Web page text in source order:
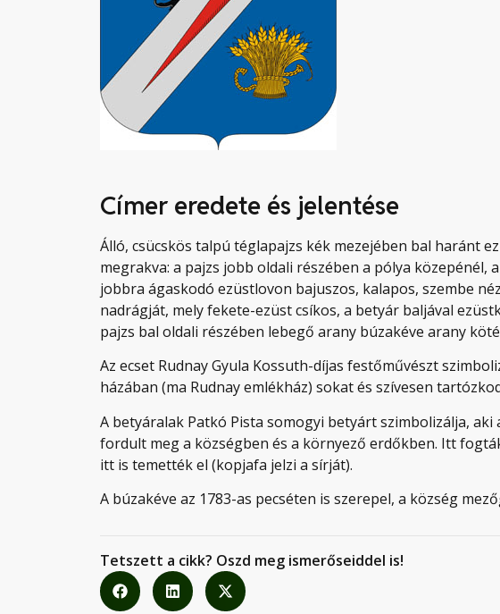
Címer eredete és jelentése
Álló, csücskös talpú téglapajzs kék mezejében bal haránt
megrakva: a pajzs jobb oldali részében a pólya közepénél,
jobbra ágaskodó ezüstlovon bajuszos, kalapos, szembe
nadrágját, mely fekete-ezüst csíkos, a betyár baljával
pajzs bal oldali részében lebegő arany búzakéve arany
Az ecset Rudnay Gyula Kossuth-díjas festőművészt
házában (ma Rudnay emlékház) sokat és szívesen
A betyáralak Patkó Pista somogyi betyárt szimbolizálja,
fordult meg a községben és a környező erdőkben. Itt
itt is temették el (kopjafa jelzi a sírját).
A búzakéve az 1783-as pecséten is szerepel, a község
Tetszett a cikk? Oszd meg ismerőseiddel is!